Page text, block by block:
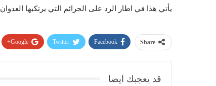
يأتي هذا في اطار الرد على الجرائم التي يرتكبها
Share
Facebook
Twitter
Google+
قد يعجبك ايضا